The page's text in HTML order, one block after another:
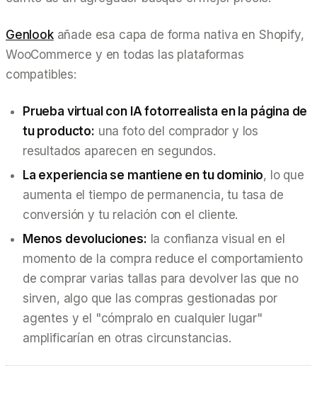
Genlookañade esa capa de forma nativa en Shopify,
WooCommerce y en todas las plataformas
compatibles:
Prueba virtual con IA fotorrealista en la página de
tu producto: una foto del comprador y los
resultados aparecen en segundos.
La experiencia se mantiene en tu dominio, lo que
aumenta el tiempo de permanencia, tu tasa de
conversión y tu relación con el cliente.
Menos devoluciones: la confianza visual en el
momento de la compra reduce el comportamiento
de comprar varias tallas para devolver las que no
sirven, algo que las compras gestionadas por
agentes y el "cómpralo en cualquier lugar"
amplificarían en otras circunstancias.